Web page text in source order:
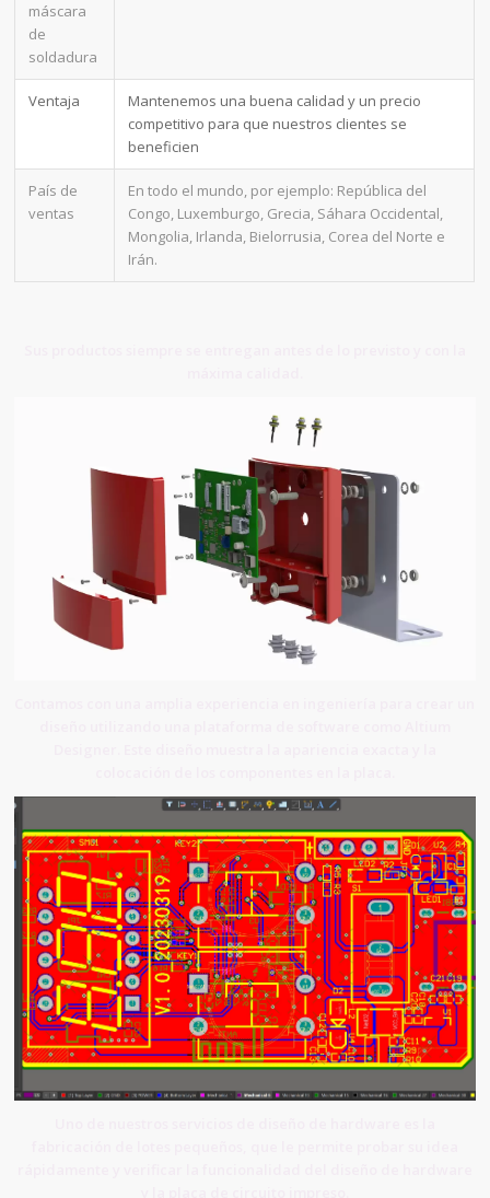
máscara
de
soldadura
Ventaja
Mantenemos una buena calidad y un precio
competitivo para que nuestros clientes se
beneficien
País de
ventas
En todo el mundo, por ejemplo: República del
Congo, Luxemburgo, Grecia, Sáhara Occidental,
Mongolia, Irlanda, Bielorrusia, Corea del Norte e
Irán.